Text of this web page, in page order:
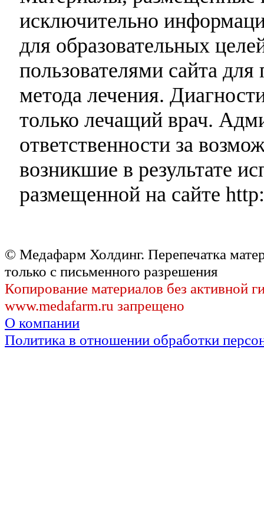
исключительно
для образовательных
пользователями сайта
метода лечения.
только лечащий врач.
ответственности за
возникшие в результате
размещенной на сайте
© Медафарм Холдинг. Перепечатка
только с письменного разрешения
Копирование материалов без активной
www.medafarm.ru запрещено
О компании
Политика в отношении обработки